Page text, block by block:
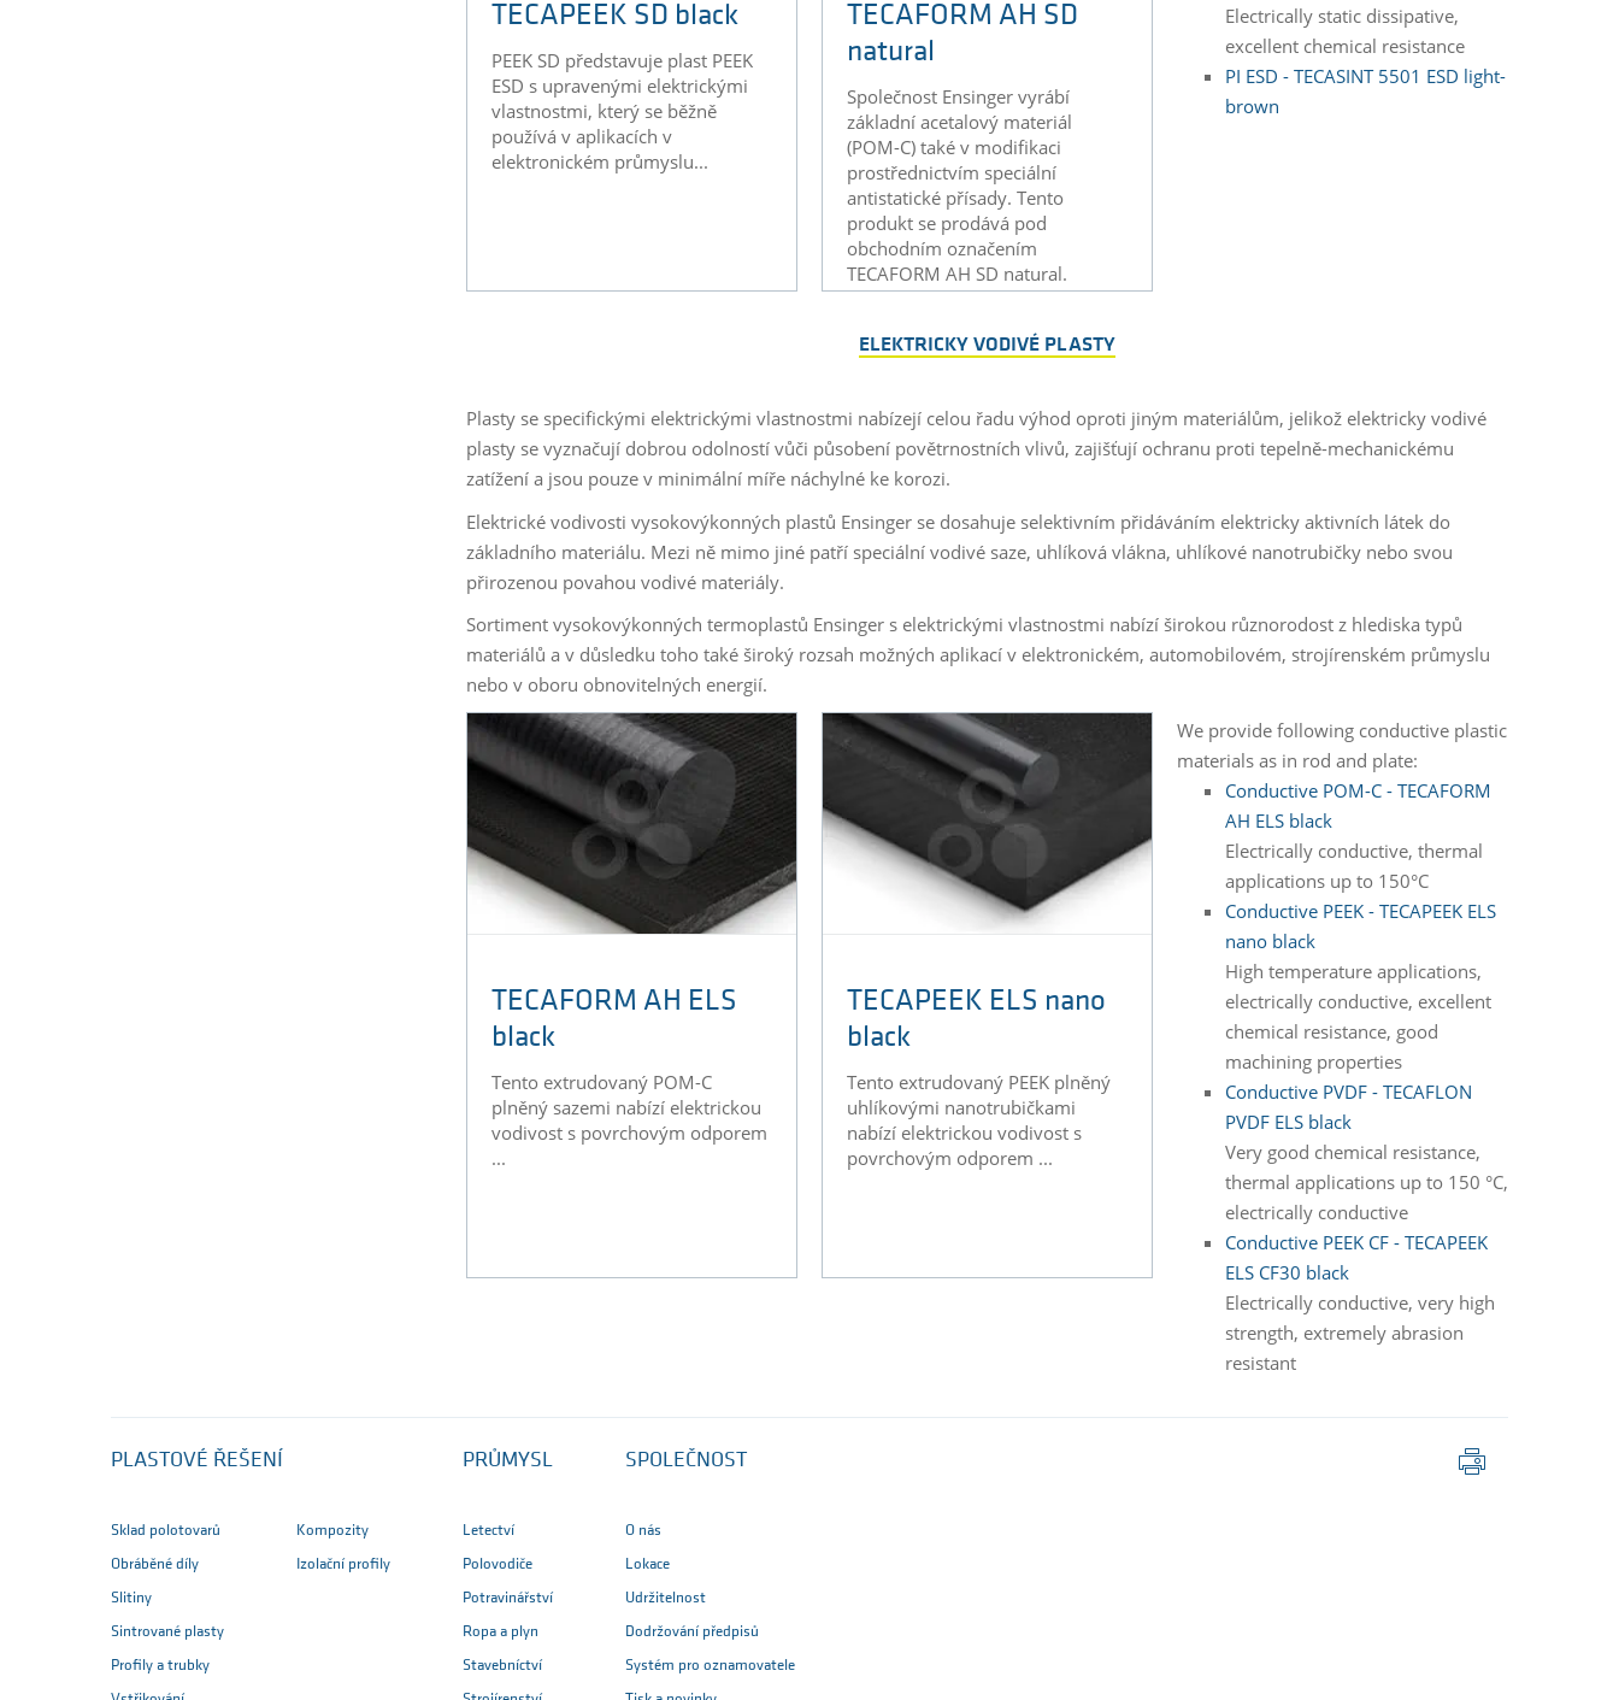
TECAPEEK SD black
PEEK SD představuje plast PEEK
ESD s upravenými elektrickými
vlastnostmi, který se běžně
používá v aplikacích v
elektronickém průmyslu...
TECAFORM AH SD
natural
Společnost Ensinger vyrábí
základní acetalový materiál
(POM-C) také v modifikaci
prostřednictvím speciální
antistatické přísady. Tento
produkt se prodává pod
obchodním označením
TECAFORM AH SD natural.
Electrically static dissipative,
excellent chemical resistance
PI ESD - TECASINT 5501 ESD light-
brown
ELEKTRICKY VODIVÉ PLASTY
Plasty se specifickými elektrickými vlastnostmi nabízejí celou řadu výhod oproti jiným materiálům, jelikož elektricky vodivé
plasty se vyznačují dobrou odolností vůči působení povětrnostních vlivů, zajišťují ochranu proti tepelně-mechanickému
zatížení a jsou pouze v minimální míře náchylné ke korozi.
Elektrické vodivosti vysokovýkonných plastů Ensinger se dosahuje selektivním přidáváním elektricky aktivních látek do
základního materiálu. Mezi ně mimo jiné patří speciální vodivé saze, uhlíková vlákna, uhlíkové nanotrubičky nebo svou
přirozenou povahou vodivé materiály.
Sortiment vysokovýkonných termoplastů Ensinger s elektrickými vlastnostmi nabízí širokou různorodost z hlediska typů
materiálů a v důsledku toho také široký rozsah možných aplikací v elektronickém, automobilovém, strojírenském průmyslu
nebo v oboru obnovitelných energií.
TECAFORM AH ELS
black
Tento extrudovaný POM-C
plněný sazemi nabízí elektrickou
vodivost s povrchovým odporem
...
TECAPEEK ELS nano
black
Tento extrudovaný PEEK plněný
uhlíkovými nanotrubičkami
nabízí elektrickou vodivost s
povrchovým odporem ...
We provide following conductive plastic
materials as in rod and plate:
Conductive POM-C - TECAFORM
AH ELS black
Electrically conductive, thermal
applications up to 150°C
Conductive PEEK - TECAPEEK ELS
nano black
High temperature applications,
electrically conductive, excellent
chemical resistance, good
machining properties
Conductive PVDF - TECAFLON
PVDF ELS black
Very good chemical resistance,
thermal applications up to 150 °C,
electrically conductive
Conductive PEEK CF - TECAPEEK
ELS CF30 black
Electrically conductive, very high
strength, extremely abrasion
resistant
PLASTOVÉ ŘEŠENÍ
Sklad polotovarů
Obráběné díly
Slitiny
Sintrované plasty
Profily a trubky
Kompozity
Izolační profily
PRŮMYSL
Letectví
Polovodiče
Potravinářství
Ropa a plyn
Stavebníctví
SPOLEČNOST
O nás
Lokace
Udržitelnost
Dodržování předpisů
Systém pro oznamovatele